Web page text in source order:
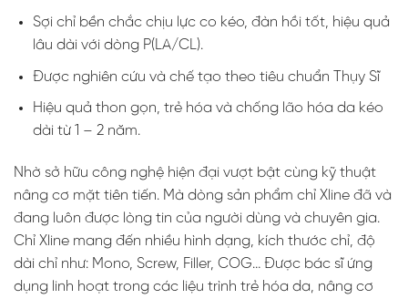
Sợi chỉ bền chắc chịu lực co kéo, đàn hồi tốt, hiệu quả
lâu dài với dòng P(LA/CL).
Được nghiên cứu và chế tạo theo tiêu chuẩn Thụy Sĩ
Hiệu quả thon gọn, trẻ hóa và chống lão hóa da kéo
dài từ 1 – 2 năm.
Nhờ sở hữu công nghệ hiện đại vượt bật cùng kỹ thuật
nâng cơ mặt tiên tiến. Mà dòng sản phẩm chỉ Xline đã và
đang luôn được lòng tin của người dùng và chuyên gia.
Chỉ Xline mang đến nhiều hình dạng, kích thước chỉ, độ
dài chỉ như: Mono, Screw, Filler, COG… Được bác sĩ ứng
dụng linh hoạt trong các liệu trình trẻ hóa da, nâng cơ